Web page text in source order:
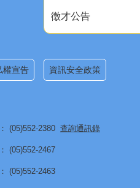
徵才公告
權宣告 資訊安全政策
(05)552-2380 查詢通訊錄
(05)552-2467
(05)552-2463